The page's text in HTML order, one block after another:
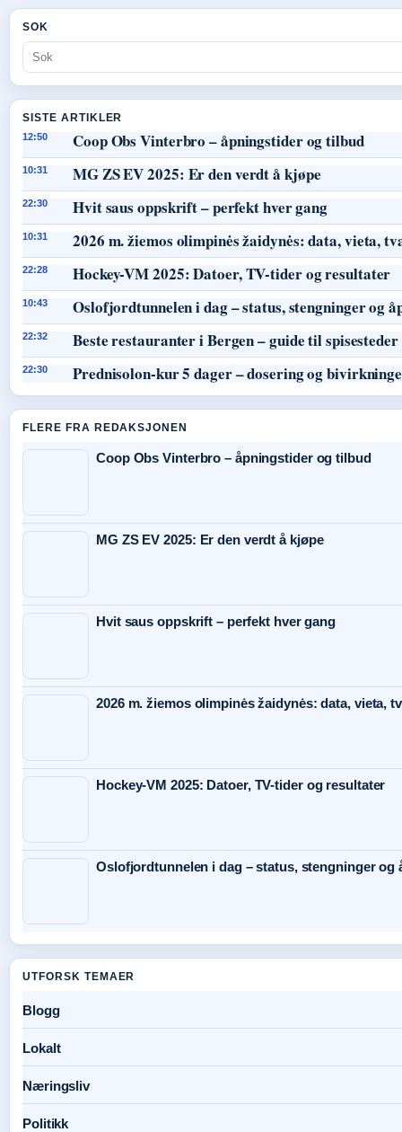
SOK
SISTE ARTIKLER
12:50 Coop Obs Vinterbro – åpningstider og tilbud
10:31 MG ZS EV 2025: Er den verdt å kjøpe
22:30 Hvit saus oppskrift – perfekt hver gang
10:31 2026 m. žiemos olimpinės žaidynės: data, vieta,
22:28 Hockey-VM 2025: Datoer, TV-tider og resultater
10:43 Oslofjordtunnelen i dag – status, stengninger og
22:32 Beste restauranter i Bergen – guide til spisesteder
22:30 Prednisolon-kur 5 dager – dosering og
FLERE FRA REDAKSJONEN
Coop Obs Vinterbro – åpningstider og tilbud
MG ZS EV 2025: Er den verdt å kjøpe
Hvit saus oppskrift – perfekt hver gang
2026 m. žiemos olimpinės žaidynės: data, vieta,
Hockey-VM 2025: Datoer, TV-tider og resultater
Oslofjordtunnelen i dag – status, stengninger og
UTFORSK TEMAER
Blogg
Lokalt
Næringsliv
Politikk